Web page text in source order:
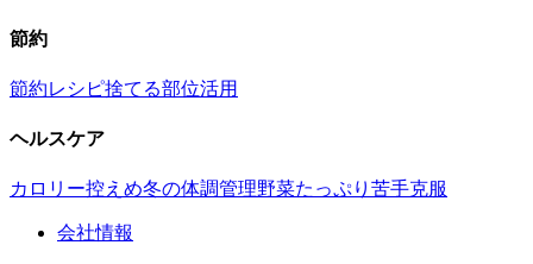
節約
節約レシピ捨てる部位活用
ヘルスケア
カロリー控えめ冬の体調管理野菜たっぷり 苦手克服
会社情報